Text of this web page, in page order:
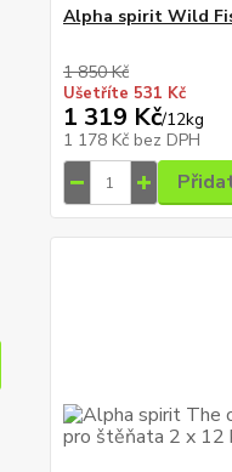
Alpha spirit Wild
1 850 Kč
Ušetříte 531 Kč
1 319 Kč/12kg
1 178 Kč bez DPH